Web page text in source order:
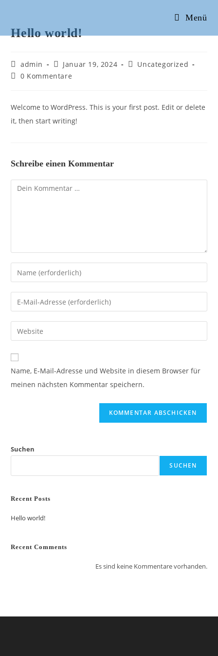
springen
Menü
Hello world!
Beitrags-
Autor:
admin
Beitrag
veröffentlicht:
Januar 19, 2024
Beitrags-
Uncategorized
Beitrags-
0 Kommentare
Welcome to WordPress. This is your first post. Edit or delete
it, then start writing!
Schreibe einen Kommentar
Kommentar
Gib
deinen
Namen
oder
Benutzernamen
zum
ein
Gib
deine
E-
Mail-
Adresse
zum
Kommentieren
Gib
deine
Website-
URL
ein
Name, E-Mail-Adresse und Website in diesem Browser für
meinen nächsten Kommentar speichern.
Suchen
SUCHEN
Recent Posts
Hello world!
Recent Comments
Es sind keine Kommentare vorhanden.